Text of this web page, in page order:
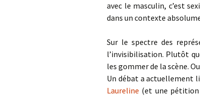
avec le masculin, c’est
dans un contexte
Sur le spectre des
l’invisibilisation. Plutôt
les gommer de la scène.
Un débat a actuellement
Laureline (et une